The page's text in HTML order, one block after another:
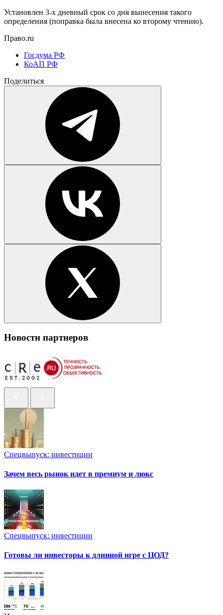
Установлен 3-х дневный срок со дня вынесения такого
определения (поправка была внесена ко второму чтению).
Право.ru
Госдума РФ
КоАП РФ
Поделиться
Новости партнеров
Спецвыпуск: инвестиции
Зачем весь рынок идет в премиум и люкс
Спецвыпуск: инвестиции
Готовы ли инвесторы к длинной игре с ЦОД?